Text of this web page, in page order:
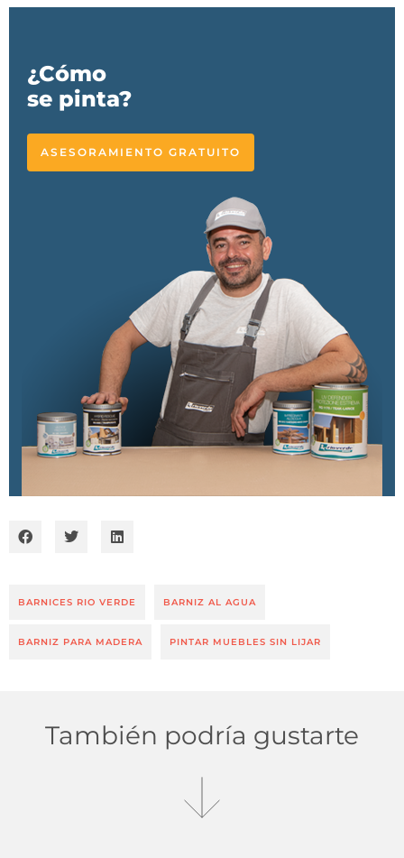
¿Cómo
se pinta?
ASESORAMIENTO GRATUITO
BARNICES RIO VERDE BARNIZ AL AGUA
BARNIZ PARA MADERA PINTAR MUEBLES SIN LIJAR
También podría gustarte